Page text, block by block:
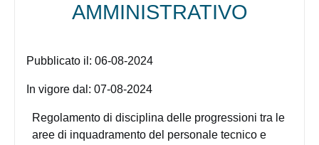
AMMINISTRATIVO
Pubblicato il: 06-08-2024
In vigore dal: 07-08-2024
Regolamento di disciplina delle progressioni tra le
aree di inquadramento del personale tecnico e